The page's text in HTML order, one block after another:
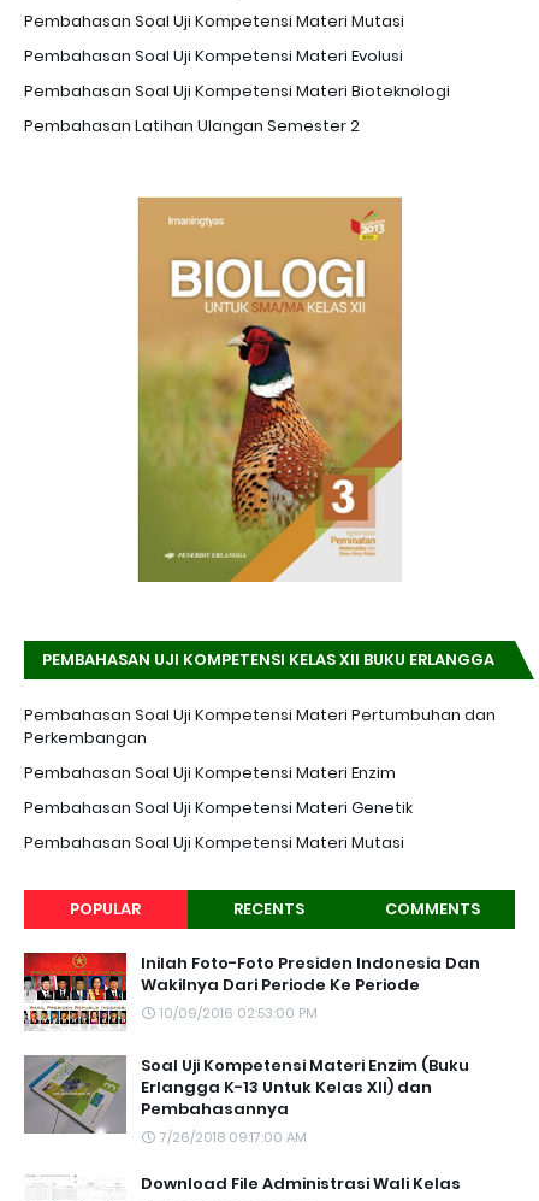
Pembahasan Soal Uji Kompetensi Materi Mutasi
Pembahasan Soal Uji Kompetensi Materi Evolusi
Pembahasan Soal Uji Kompetensi Materi Bioteknologi
Pembahasan Latihan Ulangan Semester 2
PEMBAHASAN UJI KOMPETENSI KELAS XII BUKU ERLANGGA
Pembahasan Soal Uji Kompetensi Materi Pertumbuhan dan
Perkembangan
Pembahasan Soal Uji Kompetensi Materi Enzim
Pembahasan Soal Uji Kompetensi Materi Genetik
Pembahasan Soal Uji Kompetensi Materi Mutasi
POPULAR RECENTS COMMENTS
Inilah Foto-Foto Presiden Indonesia Dan
Wakilnya Dari Periode Ke Periode
10/09/2016 02:53:00 PM
Soal Uji Kompetensi Materi Enzim (Buku
Erlangga K-13 Untuk Kelas XII) dan
Pembahasannya
7/26/2018 09:17:00 AM
Download File Administrasi Wali Kelas